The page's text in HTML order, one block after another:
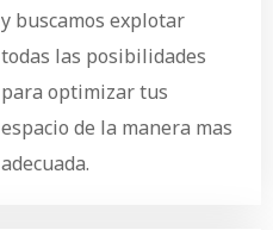
y buscamos explotar
todas las posibilidades
para optimizar tus
espacio de la manera mas
adecuada.